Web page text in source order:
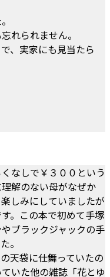
れられません。
、実家にも見当たら
なしで￥３００という
解のない母がなぜか
しみにしていましたが
。この本で初めて手塚
ブラックジャックの手
。
天袋に仕舞っていたの
いた他の雑誌「花とゆ